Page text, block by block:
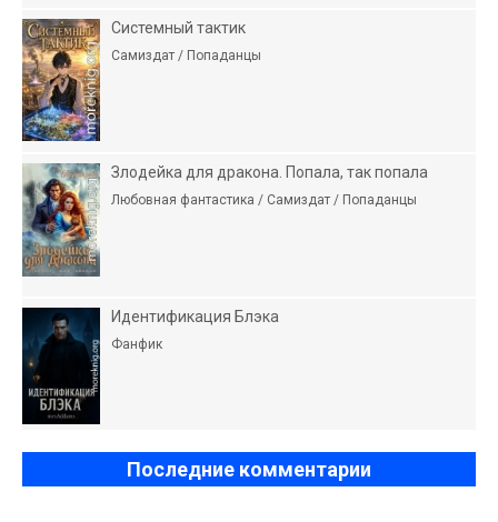
Системный тактик
Самиздат / Попаданцы
Злодейка для дракона. Попала, так попала
Любовная фантастика / Самиздат / Попаданцы
Идентификация Блэка
Фанфик
Последние комментарии